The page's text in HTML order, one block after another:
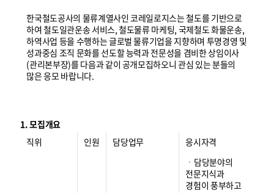
한국철도공사의 물류계열사인 코레일로지스는 철도를 기반으로
하여 철도일관운송 서비스, 철도물류 마케팅, 국제철도 화물운송,
하역사업 등을 수행하는 글로벌 물류기업을 지향하며 투명경영 및
성과중심 조직 문화를 선도할 능력과 전문성을 겸비한 상임이사
(관리본부장)를 다음과 같이 공개모집하오니 관심 있는 분들의
많은 응모 바랍니다.
1. 모집개요
직위
인원 담당업무 응시자격
ㆍ담당분야의
전문지식과
경험이 풍부하고